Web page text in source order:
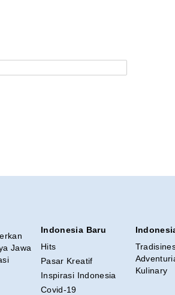
Jawa
Indonesia Baru
Hits
Pasar Kreatif
Inspirasi Indonesia
Covid-19
Kulinary